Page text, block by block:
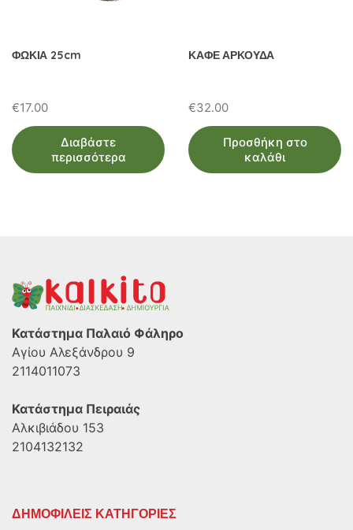
ΦΩΚΙΑ 25cm
€17.00
Διαβάστε
περισσότερα
ΚΑΦΕ ΑΡΚΟΥΔΑ
€32.00
Προσθήκη στο
καλάθι
Κατάστημα Παλαιό Φάληρο
Αγίου Αλεξάνδρου 9
2114011073
Κατάστημα Πειραιάς
Αλκιβιάδου 153
2104132132
ΔΗΜΟΦΙΛΕΙΣ ΚΑΤΗΓΟΡΙΕΣ